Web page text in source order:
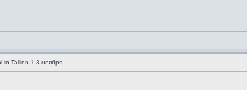
in Tallinn 1-3 ноября